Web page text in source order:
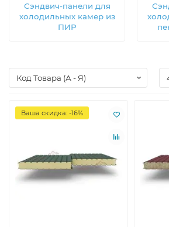
Сэндвич-панели для
холодильных камер из
ПИР
Ваша скидка: -16%